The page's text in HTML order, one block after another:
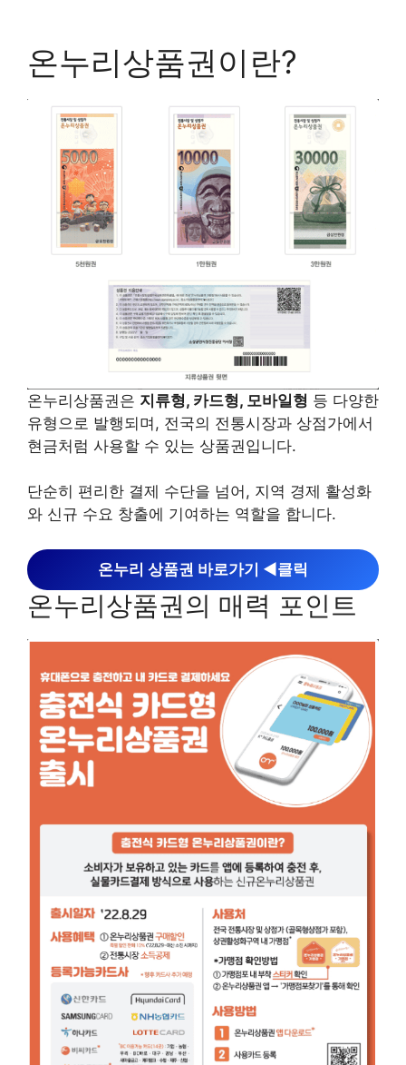
온누리상품권이란?
온누리상품권은 지류형, 카드형, 모바일형 등 다양한
유형으로 발행되며, 전국의 전통시장과 상점가에서
현금처럼 사용할 수 있는 상품권입니다.
단순히 편리한 결제 수단을 넘어, 지역 경제 활성화
와 신규 수요 창출에 기여하는 역할을 합니다.
온누리 상품권 바로가기 ◀︎클릭
온누리상품권의 매력 포인트